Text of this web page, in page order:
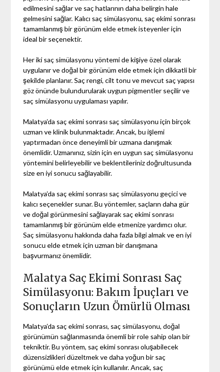
edilmesini sağlar ve saç hatlarının daha belirgin hale
gelmesini sağlar. Kalıcı saç simülasyonu, saç ekimi sonrası
tamamlanmış bir görünüm elde etmek isteyenler için
ideal bir seçenektir.
Her iki saç simülasyonu yöntemi de kişiye özel olarak
uygulanır ve doğal bir görünüm elde etmek için dikkatli bir
şekilde planlanır. Saç rengi, cilt tonu ve mevcut saç yapısı
göz önünde bulundurularak uygun pigmentler seçilir ve
saç simülasyonu uygulaması yapılır.
Malatya’da saç ekimi sonrası saç simülasyonu için birçok
uzman ve klinik bulunmaktadır. Ancak, bu işlemi
yaptırmadan önce deneyimli bir uzmana danışmak
önemlidir. Uzmanınız, sizin için en uygun saç simülasyonu
yöntemini belirleyebilir ve beklentileriniz doğrultusunda
size en iyi sonucu sağlayabilir.
Malatya’da saç ekimi sonrası saç simülasyonu geçici ve
kalıcı seçenekler sunar. Bu yöntemler, saçların daha gür
ve doğal görünmesini sağlayarak saç ekimi sonrası
tamamlanmış bir görünüm elde etmenize yardımcı olur.
Saç simülasyonu hakkında daha fazla bilgi almak ve en iyi
sonucu elde etmek için uzman bir danışmana
başvurmanız önemlidir.
Malatya Saç Ekimi Sonrası Saç
Simülasyonu: Bakım İpuçları ve
Sonuçların Uzun Ömürlü Olması
Malatya’da saç ekimi sonrası, saç simülasyonu, doğal
görünümün sağlanmasında önemli bir role sahip olan bir
tekniktir. Bu yöntem, saç ekimi sonrası oluşabilecek
düzensizlikleri düzeltmek ve daha yoğun bir saç
görünümü elde etmek için kullanılır. Ancak, saç